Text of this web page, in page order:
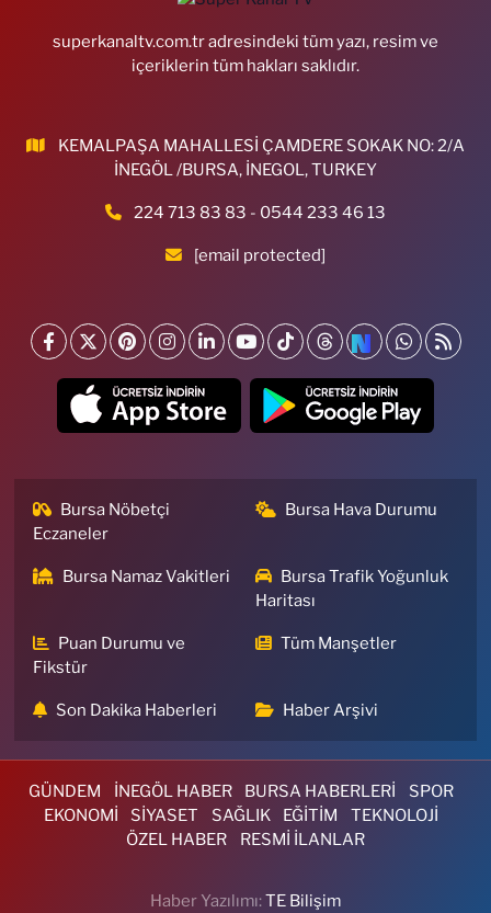
superkanaltv.com.tr adresindeki tüm yazı, resim ve
içeriklerin tüm hakları saklıdır.
KEMALPAŞA MAHALLESİ ÇAMDERE SOKAK NO: 2/A
İNEGÖL /BURSA, İNEGOL, TURKEY
224 713 83 83 - 0544 233 46 13
[email protected]
Bursa Nöbetçi
Eczaneler
Bursa Hava Durumu
Bursa Namaz Vakitleri
Bursa Trafik Yoğunluk
Haritası
Puan Durumu ve
Fikstür
Tüm Manşetler
Son Dakika Haberleri Haber Arşivi
GÜNDEM İNEGÖL HABER BURSA HABERLERİ
SPOR
EKONOMİ
SİYASET SAĞLIK EĞİTİM
TEKNOLOJİ
ÖZEL HABER
RESMİ İLANLAR
Haber Yazılımı:TE Bilişim